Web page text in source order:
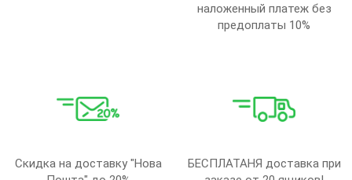
наложенный платеж без
предоплаты 10%
Скидка на доставку "Нова
БЕСПЛАТАНЯ доставка при